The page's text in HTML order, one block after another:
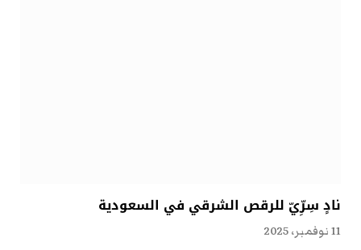
نادٍ سِرِّيّ للرقص الشرقي في السعودية
11 نوفمبر، 2025